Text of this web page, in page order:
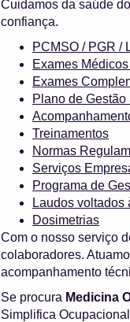
Cuidamos da saúde
confiança.
PCMSO / PGR /
Exames
Exames
Plano de Gestão
Treinamentos
Normas
Serviços
Programa de
Laudos voltados
Dosimetrias
Com o nosso serviço
colaboradores.
acompanhamento
Se procura Medicina
Simplifica